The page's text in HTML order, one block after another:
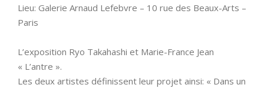
Lieu: Galerie Arnaud Lefebvre – 10 rue des Beaux-Arts –
Paris
L’exposition Ryo Takahashi et Marie-France Jean
« L’antre ».
Les deux artistes définissent leur projet ainsi: « Dans un